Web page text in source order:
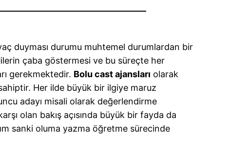
duyması durumu muhtemel durumlardan bir
çaba göstermesi ve bu süreçte her
gerekmektedir. Bolu cast ajansları olarak
Her ilde büyük bir ilgiye maruz
adayı misali olarak değerlendirme
olan bakış açısında büyük bir fayda da
sanki oluma yazma öğretme sürecinde